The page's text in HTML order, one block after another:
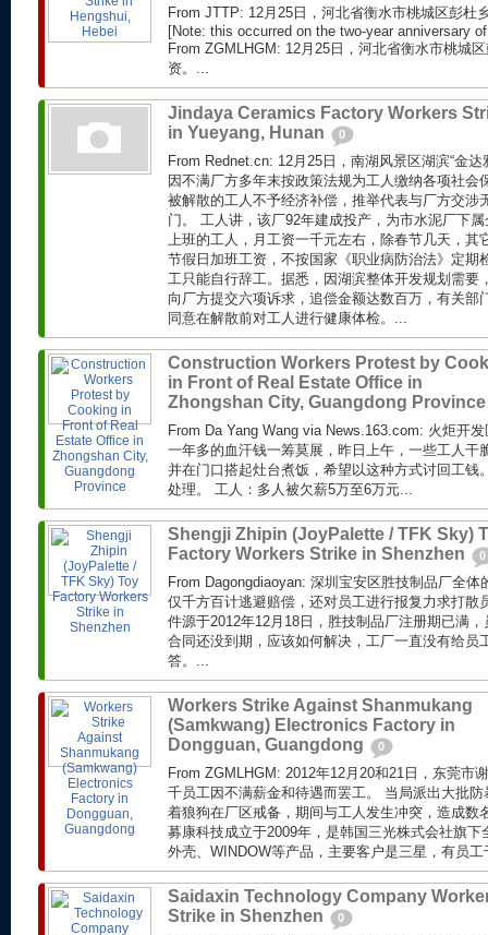
From JTTP: 12月25日，河北省衡水市桃城区彭杜
[Note: this occurred on the two-year anniversary
From ZGMLHGM: 12月25日，河北省衡水市桃城
资。...
Jindaya Ceramics Factory Workers
in Yueyang, Hunan
0
From Rednet.cn: 12月25日，南湖风景区湖滨“金
因不满厂方多年末按政策法规为工人缴纳各项社会
被解散的工人不予经济补偿，推举代表与厂方交涉
门。 工人讲，该厂92年建成投产，为市水泥厂下
上班的工人，月工资一千元左右，除春节几天，其
节假日加班工资，不按国家《职业病防治法》定期
工只能自行辞工。据悉，因湖滨整体开发规划需要
向厂方提交六项诉求，追偿金额达数百万，有关部
同意在解散前对工人进行健康体检。...
Construction Workers Protest by
in Front of Real Estate Office in
Zhongshan City, Guangdong
From Da Yang Wang via News.163.com: 火炬开
一年多的血汗钱一筹莫展，昨日上午，一些工人干
并在门口搭起灶台煮饭，希望以这种方式讨回工钱
处理。 工人：多人被欠薪5万至6万元...
Shengji Zhipin (JoyPalette / TFK Sky)
Factory Workers Strike in Shenzhen
0
From Dagongdiaoyan: 深圳宝安区胜技制品厂全
仅千方百计逃避赔偿，还对员工进行报复力求打散
件源于2012年12月18日，胜技制品厂注册期已满，
合同还没到期，应该如何解决，工厂一直没有给员
答。...
Workers Strike Against Shanmukang
(Samkwang) Electronics Factory in
Dongguan, Guangdong
0
From ZGMLHGM: 2012年12月20和21日，东莞市
千员工因不满薪金和待遇而罢工。 当局派出大批
着狼狗在厂区戒备，期间与工人发生冲突，造成数
募康科技成立于2009年，是韩国三光株式会社旗
外壳、WINDOW等产品，主要客户是三星，有员工
Saidaxin Technology Company
Strike in Shenzhen
0